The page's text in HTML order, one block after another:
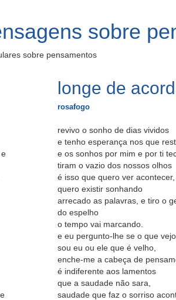
sobre
sobre pensamentos
longe de
rosafogo
revivo o sonho de dias vividos
e tenho esperança nos que
e os sonhos por mim e por ti
tiram o vazio dos nossos olhos
é isso que quero ver acontecer,
quero existir sonhando
arrecado as palavras, e tiro o
do espelho
o tempo vai marcando.
e eu pergunto-lhe se o que vejo
sou eu ou ele que é velho,
enche-me a cabeça de
é indiferente aos lamentos
que a saudade não sara,
saudade que faz o sorriso